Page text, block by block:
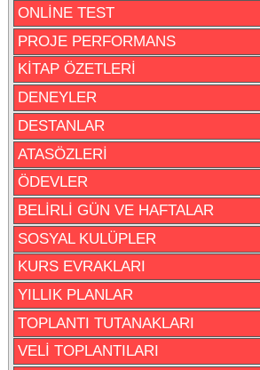
ONLİNE TEST
PROJE PERFORMANS
KİTAP ÖZETLERİ
DENEYLER
DESTANLAR
ATASÖZLERİ
ÖDEVLER
BELİRLİ GÜN VE HAFTALAR
SOSYAL KULÜPLER
KURS EVRAKLARI
YILLIK PLANLAR
TOPLANTI TUTANAKLARI
VELİ TOPLANTILARI